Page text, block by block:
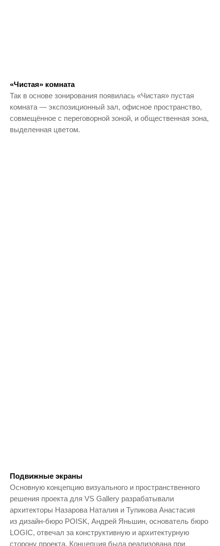
«Чистая» комната
Так в основе зонирования появилась «Чистая» пустая
комната — экспозиционный зал, офисное пространство,
совмещённое с переговорной зоной, и общественная зона,
выделенная цветом.
Подвижные экраны
Основную концепцию визуального и пространственного
решения проекта для VS Gallery разрабатывали
архитекторы Назарова Наталия и Тупикова Анастасия
из дизайн-бюро POISK, Андрей Яньшин, основатель бюро
LOGIC, отвечал за конструктивную и архитектурную
сторону проекта. Концепция была реализована при